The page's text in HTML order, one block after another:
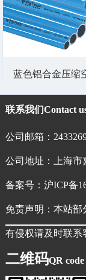
蓝色铝合金压缩
联系我们Contact
公司邮箱：
公司地址：上海市
备案号： 沪ICP备
免责声明：本站部
有侵权请及时联系
二维码QR code